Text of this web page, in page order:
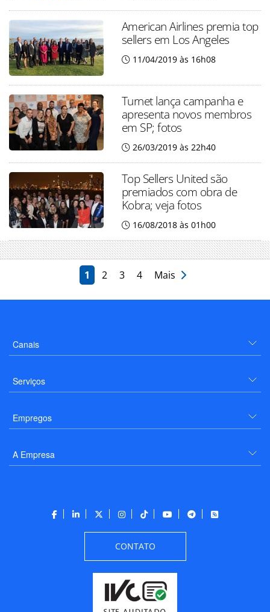
American Airlines premia top
sellers em Los Angeles
11/04/2019 às 16h08
Turnet lança campanha e
apresenta novos membros
em SP; fotos
26/03/2019 às 22h40
Top Sellers United são
premiados com obra de
Kobra; veja fotos
16/08/2018 às 01h00
1 2 3 4 Mais
Canais
Serviços
Empregos
A Empresa
CONTATO